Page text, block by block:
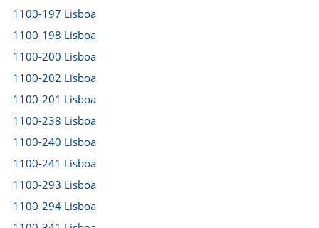
1100-197 Lisboa
1100-198 Lisboa
1100-200 Lisboa
1100-202 Lisboa
1100-201 Lisboa
1100-238 Lisboa
1100-240 Lisboa
1100-241 Lisboa
1100-293 Lisboa
1100-294 Lisboa